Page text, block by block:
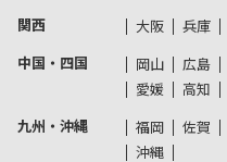
関西 大阪 兵庫
中国・四国 岡山 広島
愛媛
高知
九州・沖縄 福岡 佐賀
沖縄